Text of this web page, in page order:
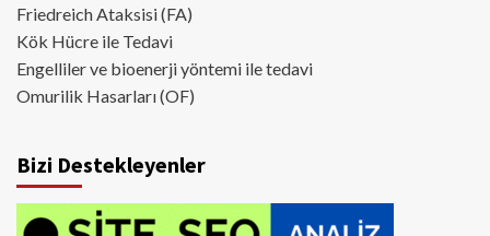
Friedreich Ataksisi (FA)
Kök Hücre ile Tedavi
Engelliler ve bioenerji yöntemi ile tedavi
Omurilik Hasarları (OF)
Bizi Destekleyenler